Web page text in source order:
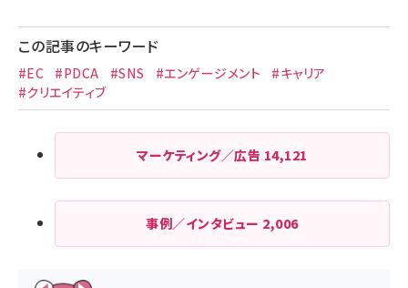
この記事のキーワード
#EC #PDCA #SNS #エンゲージメント
#キャリア
#クリエイティブ
マーケティング／広告 14,121
事例／インタビュー 2,006